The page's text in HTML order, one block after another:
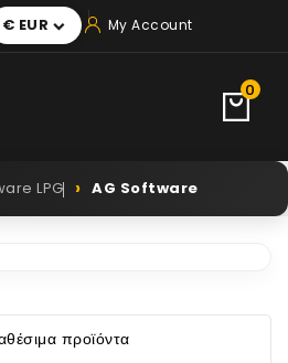
€ EUR  My Account
0
LPG AG Software
προϊόντα